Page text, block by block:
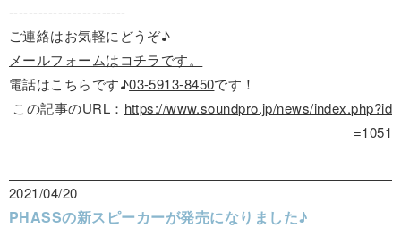
------------------------
ご連絡はお気軽にどうぞ♪
メールフォームはコチラです。
電話はこちらです♪03-5913-8450です！
この記事のURL： https://www.soundpro.jp/news/index.php?id
=1051
2021/04/20
PHASSの新スピーカーが発売になりました♪